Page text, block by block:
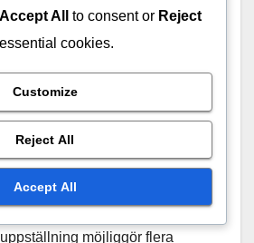
denna uppställning måste
kapabiliteter med
alternativ
är utformad för att maximera
att använda fyra
möjliggör flera
Accept All to consent or Reject
cookies.
Customize
Reject All
Accept All